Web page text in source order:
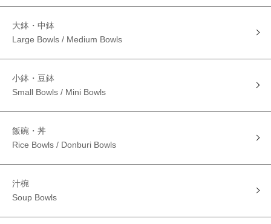
大鉢・中鉢
Large Bowls / Medium Bowls
小鉢・豆鉢
Small Bowls / Mini Bowls
飯碗・丼
Rice Bowls / Donburi Bowls
汁椀
Soup Bowls